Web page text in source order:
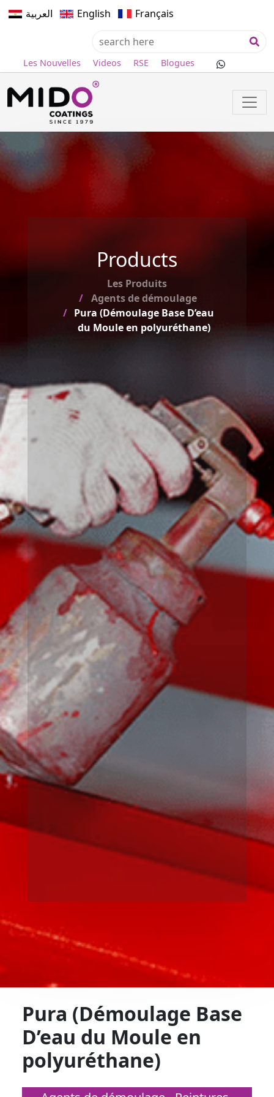
العربية English Français
Les Nouvelles Videos RSE Blogues
Products
Les Produits
Agents de démoulage
Pura (Démoulage Base D’eau
du Moule en polyuréthane)
Pura (Démoulage Base
D’eau du Moule en
polyuréthane)